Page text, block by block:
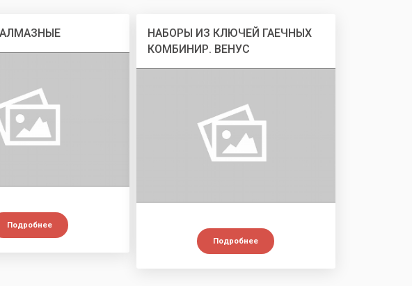
Подробнее
НАБОРЫ ИЗ КЛЮЧЕЙ ГАЕЧНЫХ
КОМБИНИР. ВЕНУС
Подробнее